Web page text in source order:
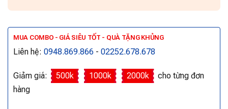
MUA COMBO - GIÁ SIÊU TỐT - QUÀ TẶNG KHỦNG
Liên hệ: 0948.869.866 - 02252.678.678
Giảm giá: 500k 1000k 2000k
cho từng đơn
hàng